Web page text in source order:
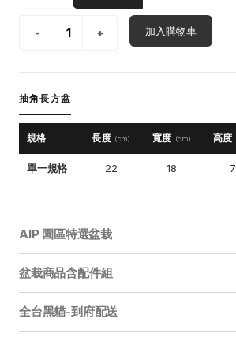
加入購物車
抽角長方盆
規格 長度 (cm) 寬度 (cm) 高度
單一規格 22 18 7
AIP 園區特選盆栽
盆栽商品含配件組
全台黑貓-到府配送